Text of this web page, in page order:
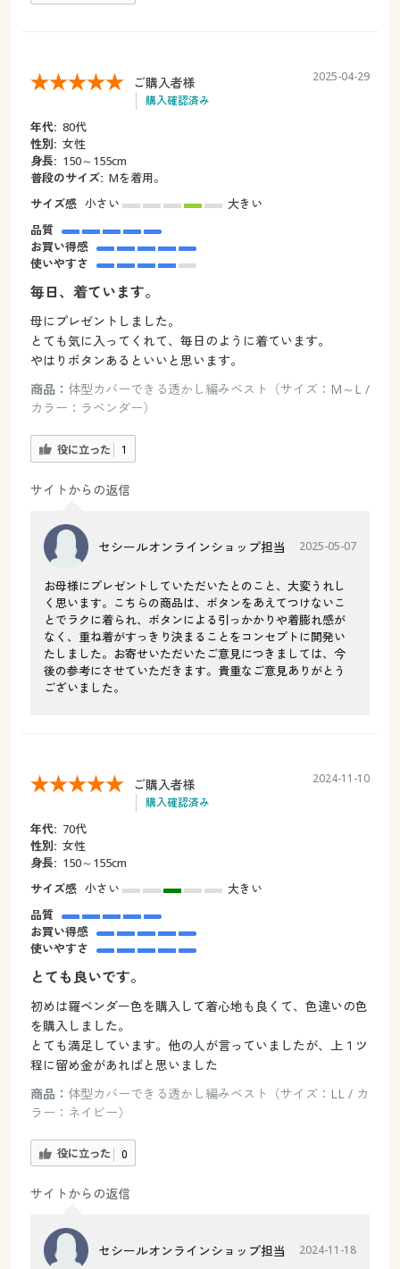
ご購入者様
購入確認済み
2025-04-29
年代: 80代
性別: 女性
身長: 150～155cm
普段のサイズ: Mを着用。
サイズ感 小さい
大きい
品質
お買い得感
使いやすさ
毎日、着ています。
母にプレゼントしました。
とても気に入ってくれて、毎日のように着ています。
やはりボタンあるといいと思います。
商品： 体型カバーできる透かし編みベスト（サイズ：M～L /
カラー：ラベンダー）
役に立った 1
サイトからの返信
セシールオンラインショップ担当 2025-05-07
お母様にプレゼントしていただいたとのこと、大変うれし
く思います。こちらの商品は、ボタンをあえてつけないこ
とでラクに着られ、ボタンによる引っかかりや着膨れ感が
なく、重ね着がすっきり決まることをコンセプトに開発い
たしました。お寄せいただいたご意見につきましては、今
後の参考にさせていただきます。貴重なご意見ありがとう
ございました。
ご購入者様
購入確認済み
2024-11-10
年代: 70代
性別: 女性
身長: 150～155cm
サイズ感 小さい
大きい
品質
お買い得感
使いやすさ
とても良いです。
初めは羅ベンダー色を購入して着心地も良くて、色違いの色
を購入しました。
とても満足しています。他の人が言っていましたが、上１ツ
程に留め金があればと思いました
商品： 体型カバーできる透かし編みベスト（サイズ：LL / カ
ラー：ネイビー）
役に立った 0
サイトからの返信
セシールオンラインショップ担当 2024-11-18